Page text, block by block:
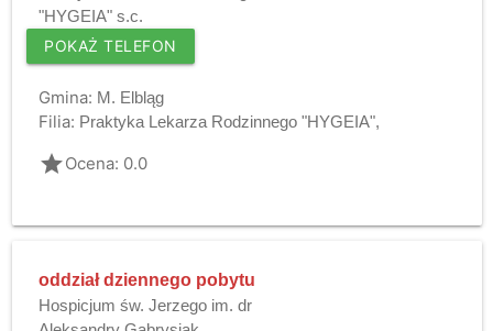
"HYGEIA" s.c.
POKAŻ TELEFON
Gmina: M. Elbląg
Filia: Praktyka Lekarza Rodzinnego "HYGEIA",
gradeOcena: 0.0
oddział dziennego pobytu
Hospicjum św. Jerzego im. dr